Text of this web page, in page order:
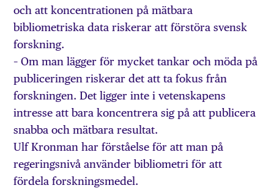
och att koncentrationen på mätbara
bibliometriska data riskerar att förstöra svensk
forskning.
– Om man lägger för mycket tankar och möda på
publiceringen riskerar det att ta fokus från
forskningen. Det ligger inte i vetenskapens
intresse att bara koncentrera sig på att publicera
snabba och mätbara resultat.
Ulf Kronman har förståelse för att man på
regeringsnivå använder bibliometri för att
fördela forskningsmedel.